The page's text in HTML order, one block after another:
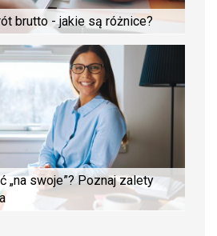
brutto - jakie są różnice?
„na swoje”? Poznaj zalety